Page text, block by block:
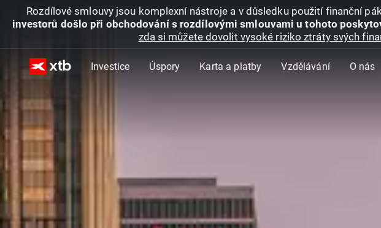
Rozdílové smlouvy jsou komplexní nástroje a v důsledku použití finanční
investorů došlo při obchodování s rozdílovými smlouvami u tohoto
zda si můžete dovolit vysoké riziko ztráty svých
Investice Úspory Karta a platby Vzdělávání O nás